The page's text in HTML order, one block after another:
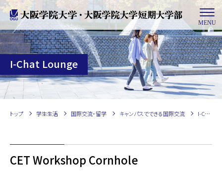
MENU
I-Chat Lounge
トップ 学生生活 国際交流・留学 キャンパスでできる国際交流 I-Chat Lounge
CET Workshop Cornhole